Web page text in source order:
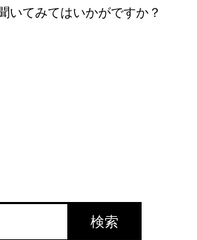
いてみてはいかがですか？
検索